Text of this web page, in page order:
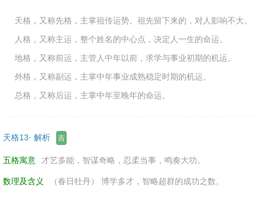
天格，又称先格，主掌祖传运势。祖先留下来的，对人影响不大。
人格，又称主运，整个姓名的中心点，决定人一生的命运。
地格，又称前运，主管人中年以前，求学与事业初期的机运。
外格，又称副运，主掌中年事业成熟稳定时期的机运。
总格，又称后运，主掌中年至晚年的命运。
天格13· 解析 吉
五格寓意 才艺多能，智谋奇略，忍柔当事，鸣奏大功。
数理及含义 （春日牡丹） 博学多才，智略超群的成功之数。